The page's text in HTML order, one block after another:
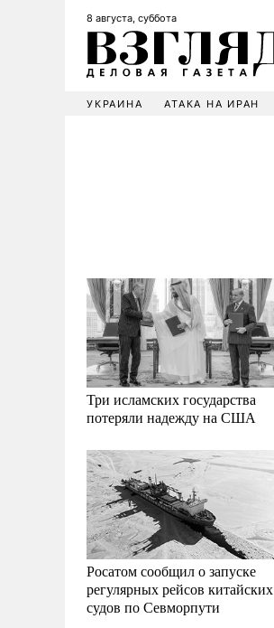
8 августа, суббота
УКРАИНА АТАКА НА ИРАН
Три исламских государства
потеряли надежду на США
Росатом сообщил о запуске
регулярных рейсов китайских
судов по Севморпути